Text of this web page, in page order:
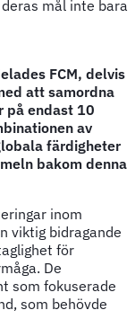
mål inte bara
FCM, delvis
att samordna
på endast 10
av
färdigheter
bakom denna
inom
viktig bidragande
för
De
som fokuserade
som behövde